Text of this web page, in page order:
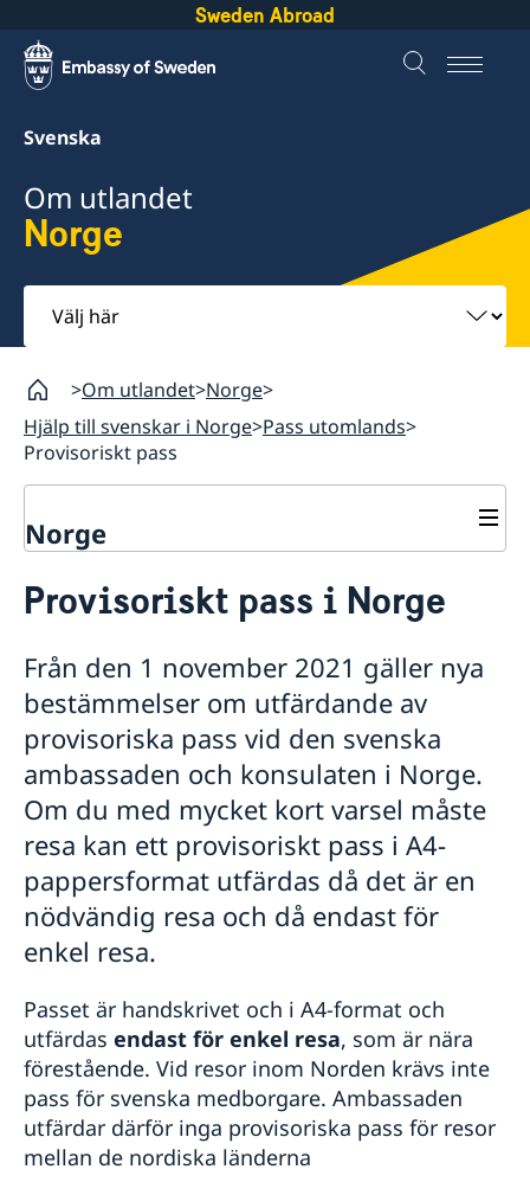
Sweden Abroad
Svenska
Om utlandet
Norge
Välj
här
Om utlandet Norge
Hjälp till svenskar i Norge Pass utomlands
Provisoriskt pass
Norge
Hjälp till svenskar i Norge
Akut hjälp
Vad kan ambassaden göra
Larmcentraler
Pass utomlands
Samordningsnummer
Provisoriskt pass
Förlust av pass
Hjälp kring medborgarskap
Om svenskt medborgarskap
Dubbelt medborgarskap
Anmälan om svenskt medborgarskap för barn med
svensk far, fött utom äktenskapet och utanför
Sverige före den 1 april 2015
Befrielse svenskt medborgarskap
Frågor och svar om befrielseärenden nu när Norge
per 1 januari 2020 tillåter dubbelt medborgarskap
Gifta sig utomlands
Legaliseringar
Pension och levnadsintyg
Körkort
Reseinformation
Ambassadens reseinformation
Aktuella händelser
In- och utresebestämmelser
Allmänna säkerhetsläget
Terrorism
Service för svenska företag
Business Sweden
Grensetjänsten
Info Norden
Norsk-Svenska Handelskammaren
Provisoriskt pass i Norge
Från den 1 november 2021 gäller nya
bestämmelser om utfärdande av
provisoriska pass vid den svenska
ambassaden och konsulaten i Norge.
Om du med mycket kort varsel måste
resa kan ett provisoriskt pass i A4-
pappersformat utfärdas då det är en
nödvändig resa och då endast för
enkel resa.
Passet är handskrivet och i A4-format och
utfärdas endast för enkel resa, som är nära
förestående. Vid resor inom Norden krävs inte
pass för svenska medborgare. Ambassaden
utfärdar därför inga provisoriska pass för resor
mellan de nordiska länderna